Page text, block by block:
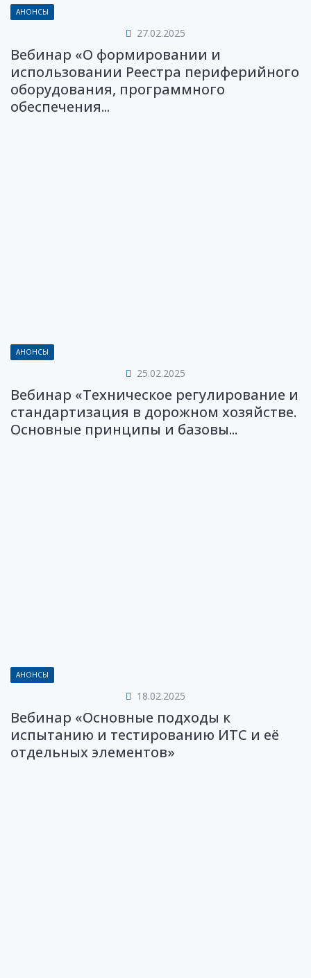
АНОНСЫ
27.02.2025
Вебинар «О формировании и
использовании Реестра периферийного
оборудования, программного
обеспечения...
АНОНСЫ
25.02.2025
Вебинар «Техническое регулирование и
стандартизация в дорожном хозяйстве.
Основные принципы и базовы...
АНОНСЫ
18.02.2025
Вебинар «Основные подходы к
испытанию и тестированию ИТС и её
отдельных элементов»